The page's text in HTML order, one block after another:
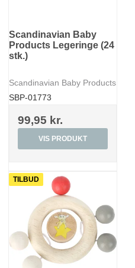
Scandinavian Baby
Products Legeringe (24
stk.)
Scandinavian Baby Products
SBP-01773
99,95 kr.
VIS PRODUKT
TILBUD